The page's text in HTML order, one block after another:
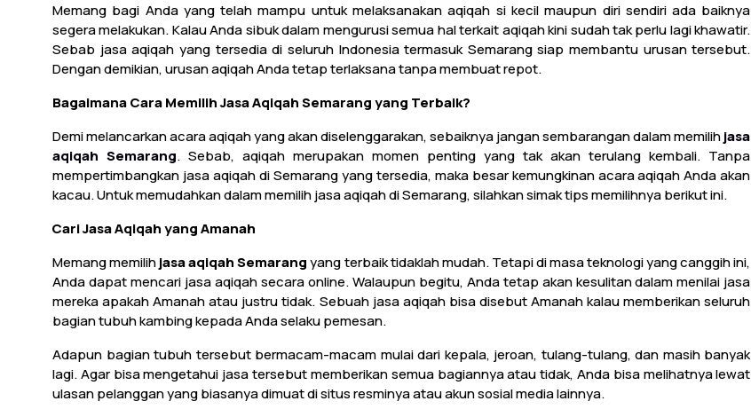
Memang bagi Anda yang telah mampu untuk melaksanakan aqiqah si kecil maupun diri sendiri ada baiknya
segera melakukan. Kalau Anda sibuk dalam mengurusi semua hal terkait aqiqah kini sudah tak perlu lagi khawatir.
Sebab jasa aqiqah yang tersedia di seluruh Indonesia termasuk Semarang siap membantu urusan tersebut.
Dengan demikian, urusan aqiqah Anda tetap terlaksana tanpa membuat repot.
Bagaimana Cara Memilih Jasa Aqiqah Semarang yang Terbaik?
Demi melancarkan acara aqiqah yang akan diselenggarakan, sebaiknya jangan sembarangan dalam memilihjasa
aqiqah Semarang. Sebab, aqiqah merupakan momen penting yang tak akan terulang kembali. Tanpa
mempertimbangkan jasa aqiqah di Semarang yang tersedia, maka besar kemungkinan acara aqiqah Anda akan
kacau. Untuk memudahkan dalam memilih jasa aqiqah di Semarang, silahkan simak tips memilihnya berikut ini.
Cari Jasa Aqiqah yang Amanah
Memang memilihjasa aqiqah Semarangyang terbaik tidaklah mudah. Tetapi di masa teknologi yang canggih ini,
Anda dapat mencari jasa aqiqah secara online. Walaupun begitu, Anda tetap akan kesulitan dalam menilai jasa
mereka apakah Amanah atau justru tidak. Sebuah jasa aqiqah bisa disebut Amanah kalau memberikan seluruh
bagian tubuh kambing kepada Anda selaku pemesan.
Adapun bagian tubuh tersebut bermacam-macam mulai dari kepala, jeroan, tulang-tulang, dan masih banyak
lagi. Agar bisa mengetahui jasa tersebut memberikan semua bagiannya atau tidak, Anda bisa melihatnya lewat
ulasan pelanggan yang biasanya dimuat di situs resminya atau akun sosial media lainnya.